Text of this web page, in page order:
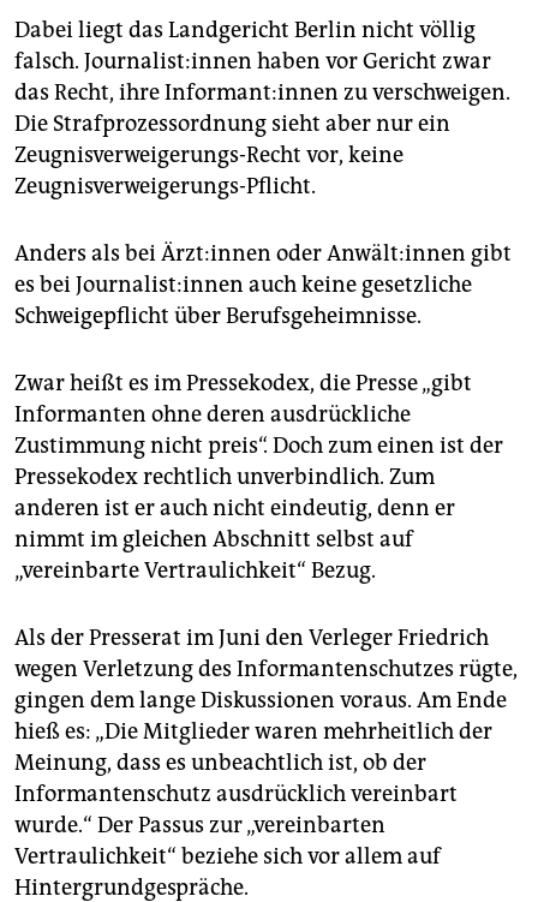
Dabei liegt das Landgericht Berlin nicht völlig
falsch. Jour­na­lis­t:in­nen haben vor Gericht zwar
das Recht, ihre In­for­man­t:in­nen zu verschweigen.
Die Strafprozessordnung sieht aber nur ein
Zeugnisverweigerungs-Recht vor, keine
Zeugnisverweigerungs-Pflicht.
Anders als bei Ärz­t:in­nen oder An­wäl­t:in­nen gibt
es bei Jour­na­lis­t:in­nen auch keine gesetzliche
Schweigepflicht über Berufsgeheimnisse.
Zwar heißt es im Pressekodex, die Presse „gibt
Informanten ohne deren ausdrückliche
Zustimmung nicht preis“. Doch zum einen ist der
Pressekodex rechtlich unverbindlich. Zum
anderen ist er auch nicht eindeutig, denn er
nimmt im gleichen Abschnitt selbst auf
„vereinbarte Vertraulichkeit“ Bezug.
Als der Presserat im Juni den Verleger Friedrich
wegen Verletzung des Informantenschutzes rügte,
gingen dem lange Diskussionen voraus. Am Ende
hieß es: „Die Mitglieder waren mehrheitlich der
Meinung, dass es unbeachtlich ist, ob der
Informantenschutz ausdrücklich vereinbart
wurde.“ Der Passus zur „vereinbarten
Vertraulichkeit“ beziehe sich vor allem auf
Hintergrundgespräche.